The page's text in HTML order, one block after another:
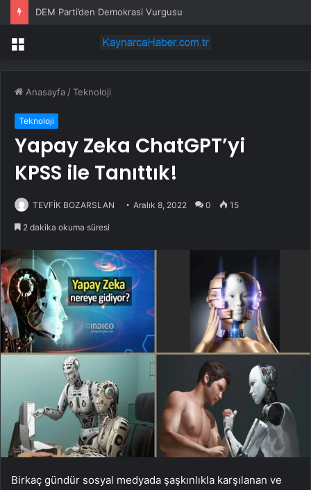
DEM Parti’den Demokrasi Vurgusu
Menü
Anasayfa /Teknoloji
Teknoloji
Yapay Zeka ChatGPT’yi
KPSS ile Tanıttık!
TEVFİK BOZARSLAN Aralık 8, 2022 0 15
2 dakika okuma süresi
Birkaç gündür sosyal medyada şaşkınlıkla karşılanan ve